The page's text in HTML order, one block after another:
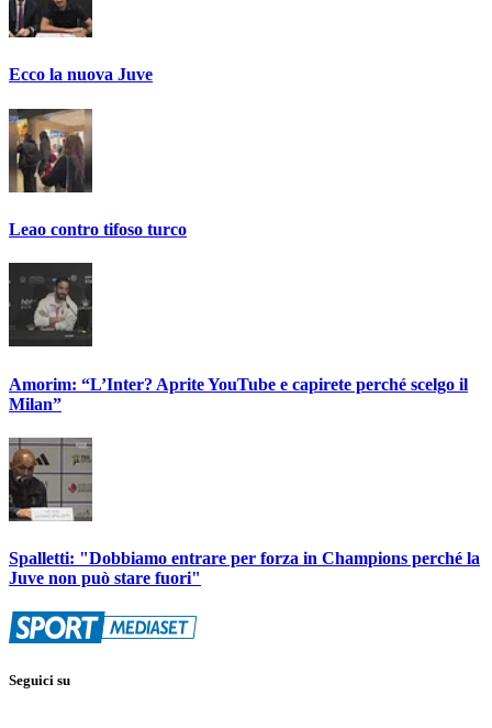
Ecco la nuova Juve
Leao contro tifoso turco
Amorim: “L’Inter? Aprite YouTube e capirete perché scelgo il
Milan”
Spalletti: "Dobbiamo entrare per forza in Champions perché la
Juve non può stare fuori"
Seguici su